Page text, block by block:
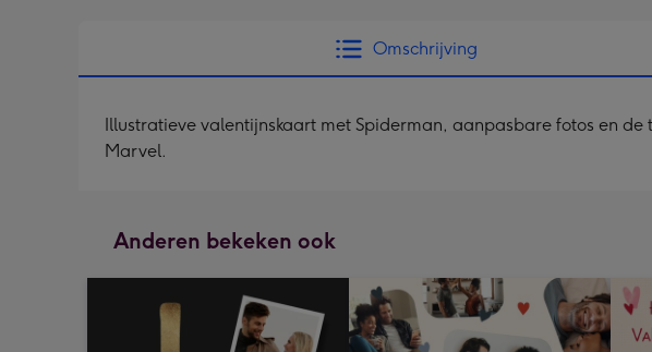
Omschrijving
Illustratieve valentijnskaart met Spiderman, aanpasbare fotos en
Marvel.
Anderen bekeken ook